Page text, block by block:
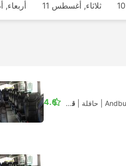
ثلاثاء, أغسطس 11 أربعاء,
حافلة قياسي مكيف 4.6